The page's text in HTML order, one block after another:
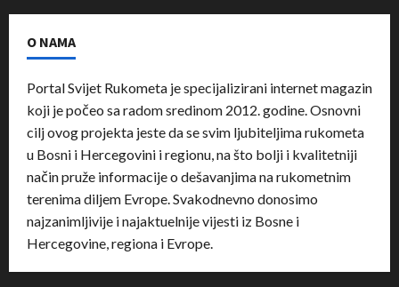
O NAMA
Portal Svijet Rukometa je specijalizirani internet magazin
koji je počeo sa radom sredinom 2012. godine. Osnovni
cilj ovog projekta jeste da se svim ljubiteljima rukometa
u Bosni i Hercegovini i regionu, na što bolji i kvalitetniji
način pruže informacije o dešavanjima na rukometnim
terenima diljem Evrope. Svakodnevno donosimo
najzanimljivije i najaktuelnije vijesti iz Bosne i
Hercegovine, regiona i Evrope.